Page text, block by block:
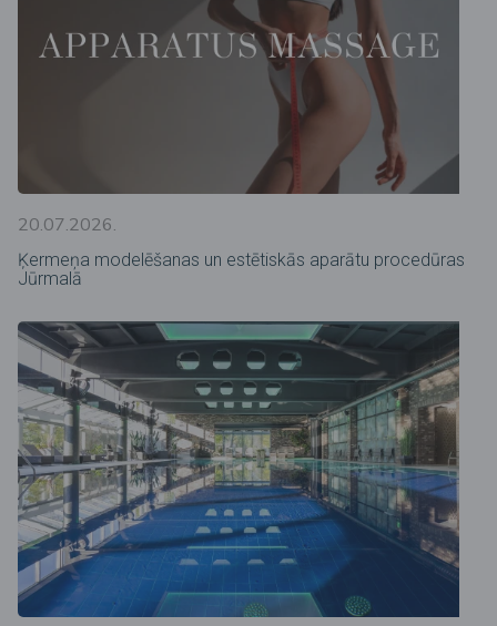
20.07.2026.
Ķermeņa modelēšanas un estētiskās aparātu procedūras
Jūrmalā